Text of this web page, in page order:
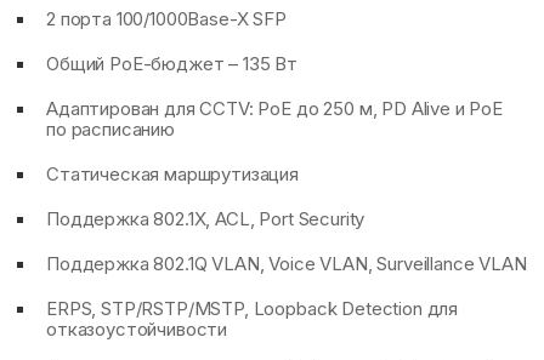
2 порта 100/1000Base-X SFP
Общий PoE-бюджет – 135 Вт
Адаптирован для CCTV: PoE до 250 м, PD Alive и PoE
по расписанию
Статическая маршрутизация
Поддержка 802.1X, ACL, Port Security
Поддержка 802.1Q VLAN, Voice VLAN, Surveillance VLAN
ERPS, STP/RSTP/MSTP, Loopback Detection для
отказоустойчивости